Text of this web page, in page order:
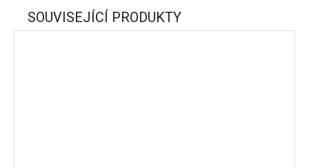
SOUVISEJÍCÍ PRODUKTY